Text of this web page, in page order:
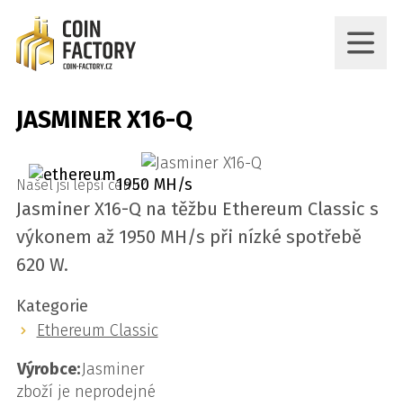
JASMINER X16-Q
1950 MH/s
Našel jsi lepší cenu?
Jasminer X16-Q na těžbu Ethereum Classic s
výkonem až 1950 MH/s při nízké spotřebě
620 W.
Kategorie
Ethereum Classic
Výrobce:Jasminer
zboží je neprodejné